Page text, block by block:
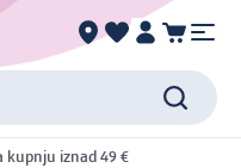
kupnju iznad 49 €